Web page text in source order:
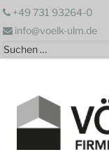
Zum
springen
+49 731 93264-0
info@voelk-ulm.de
Suchen
nach: